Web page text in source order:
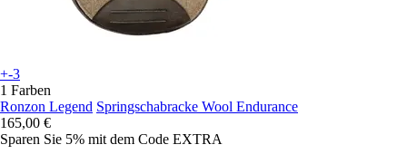
+-3
1 Farben
Ronzon Legend Springschabracke Wool Endurance
165,00 €
Sparen Sie 5% mit dem Code EXTRA